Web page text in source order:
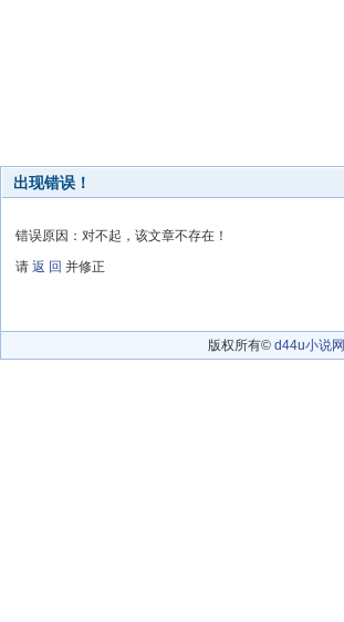
出现错误！
错误原因：对不起，该文章不存在！
请 返 回 并修正
版权所有© d44u小说网